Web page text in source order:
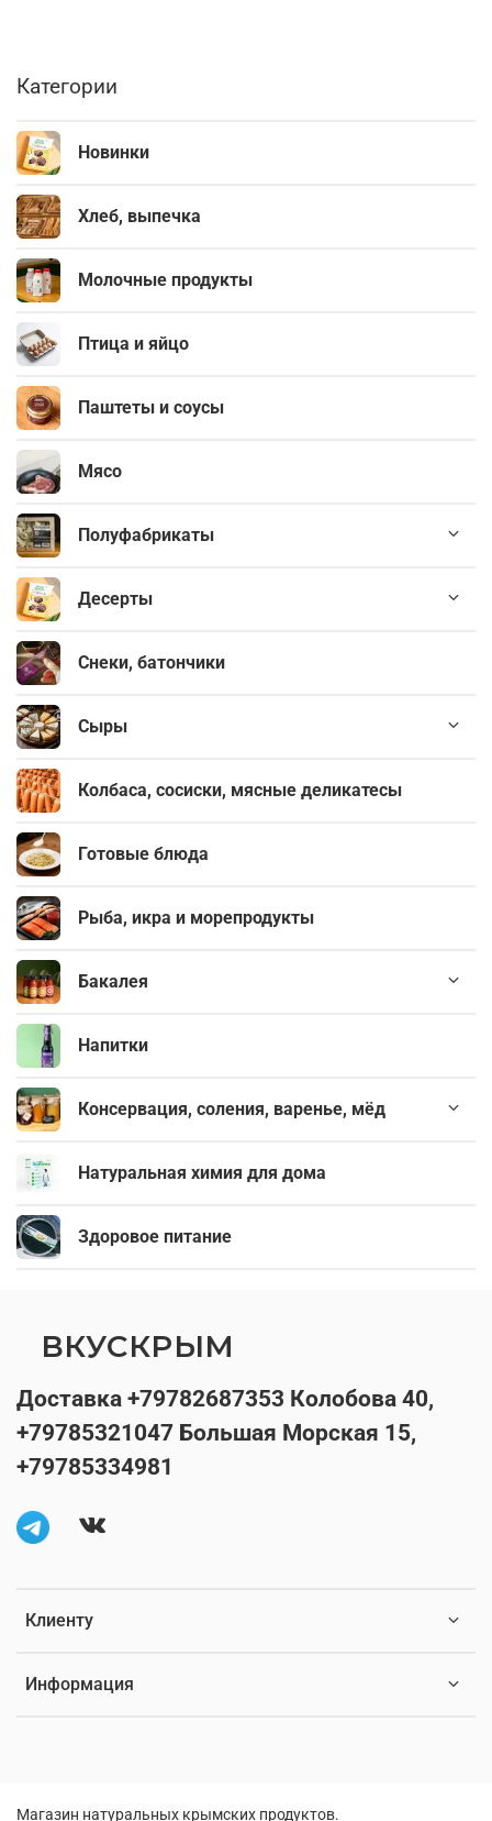
Категории
Новинки
Хлеб, выпечка
Молочные продукты
Птица и яйцо
Паштеты и соусы
Мясо
Полуфабрикаты
Десерты
Снеки, батончики
Сыры
Колбаса, сосиски, мясные деликатесы
Готовые блюда
Рыба, икра и морепродукты
Бакалея
Напитки
Консервация, соления, варенье, мёд
Натуральная химия для дома
Здоровое питание
Клиенту
Информация
Доставка +79782687353 Колобова 40,
+79785321047 Большая Морская 15,
+79785334981
ВКУСКРЫМ
Магазин натуральных крымских продуктов.